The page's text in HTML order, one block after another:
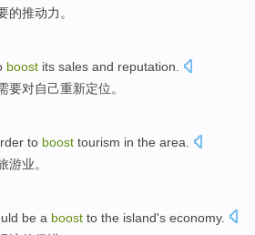
的推动力。
boost its sales and reputation
要对自己重新定位。
to boost tourism in the area
游业。
be a boost to the island's economy.